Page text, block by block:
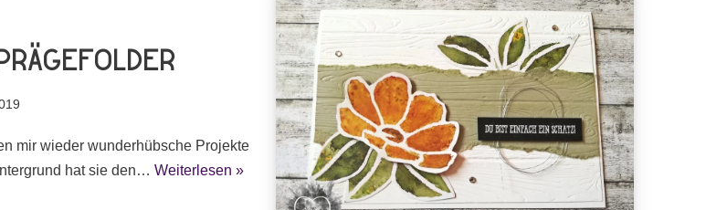
mir wieder wunderhübsche Projekte
hat sie den… Weiterlesen »